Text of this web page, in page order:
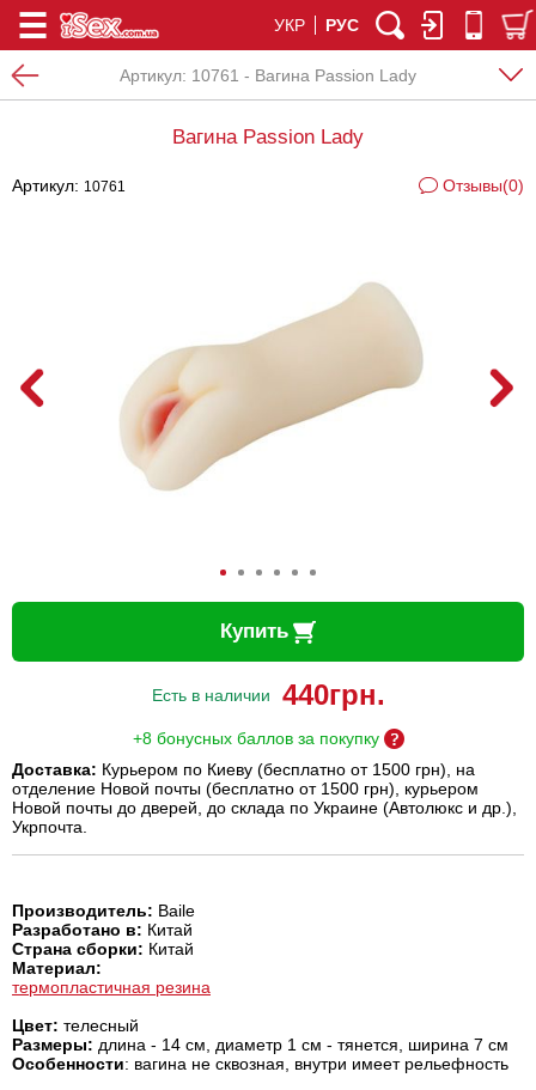
УКР РУС
Артикул: 10761 - Вагина Passion Lady
Вагина Passion Lady
Артикул: 10761 Отзывы(0)
Купить
Есть в наличии 440грн.
+8 бонусных баллов за покупку
Доставка: Курьером по Киеву (бесплатно от 1500 грн), на
отделение Новой почты (бесплатно от 1500 грн), курьером
Новой почты до дверей, до склада по Украине (Автолюкс и др.),
Укрпочта.
Производитель: Baile
Разработано в: Китай
Страна сборки: Китай
Материал:
термопластичная резина
Цвет: телесный
Размеры: длина - 14 см, диаметр 1 см - тянется, ширина 7 см
Особенности: вагина не сквозная, внутри имеет рельефность